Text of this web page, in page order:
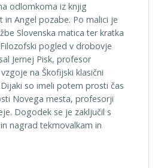
odlomkoma iz knjig
in Angel pozabe. Po malici je
Slovenska matica ter kratka
pogled v drobovje
Jernej Pisk, profesor
na Škofijski klasični
so imeli potem prosti čas
Novega mesta, profesorji
Dogodek se je zaključil s
nagrad tekmovalkam in